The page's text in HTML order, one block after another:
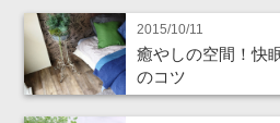
2015/10/11
癒やしの空間！快
のコツ